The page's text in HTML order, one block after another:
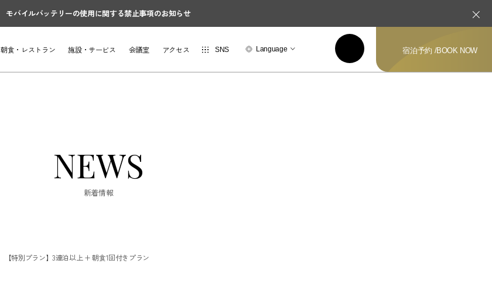
モバイルバッテリーの使用に関する禁止事項のお知らせ
朝食・レストラン 施設・サービス 会議室 アクセス SNS Language 宿泊予約 /BOOK NOW
NEWS
新着情報
【特別プラン】3連泊以上 + 朝食1回付きプラン